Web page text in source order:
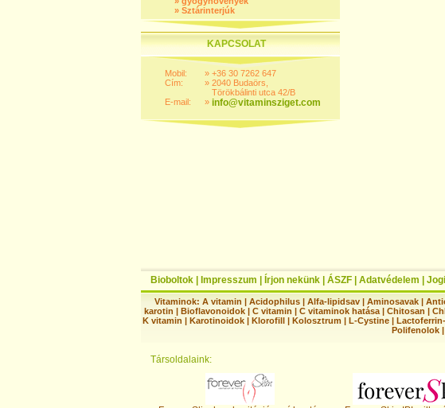
» Sztárinterjúk
KAPCSOLAT
Mobil:
Cím:
E-mail:
»
»
»
+36 30 7262 647
2040 Budaörs,
Törökbálinti utca 42/B
info@vitaminsziget.com
Bioboltok Impresszum Írjon nekünk ÁSZF Adatvédelem
Vitaminok: A vitamin | Acidophilus| Alfa-lipidsav| Aminosavak|
karotin | Bioflavonoidok | C vitamin | C vitaminok hatása | Chitosan |
K vitamin | Karotinoidok | Klorofill | Kolosztrum | L-Cystine |
Polifenolok|
Társoldalaink: